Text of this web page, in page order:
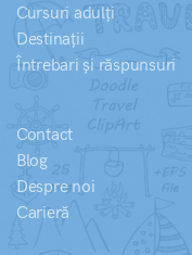
Cursuri adulți
Destinații
Întrebari și răspunsuri
Contact
Blog
Despre noi
Carieră